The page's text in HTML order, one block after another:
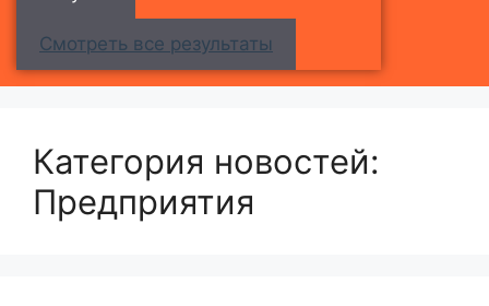
Смотреть все результаты
Категория новостей:
Предприятия